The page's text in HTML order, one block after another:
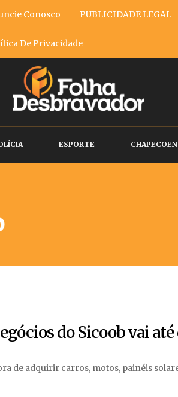
Conosco PUBLICIDADE LEGAL
De Privacidade
ESPORTE
do Sicoob vai
de adquirir carros, motos, painéis